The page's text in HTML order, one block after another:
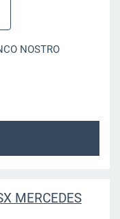
NOSTRO
MERCEDES